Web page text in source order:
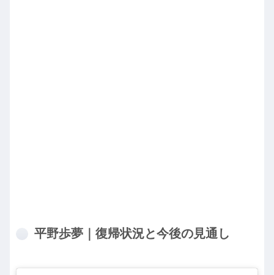
平野歩夢｜復帰状況と今後の見通し